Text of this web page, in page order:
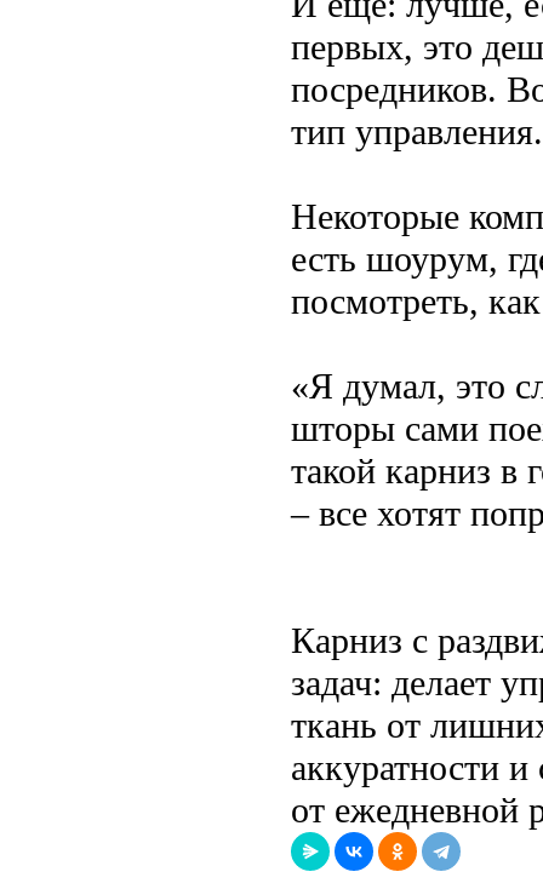
первых, это
посредников.
тип управления.
Некоторые
есть шоурум,
посмотреть,
«Я думал, это
шторы сами
такой карниз в
– все хотят
Карниз с
задач: делает
ткань от
аккуратности
от ежедневной